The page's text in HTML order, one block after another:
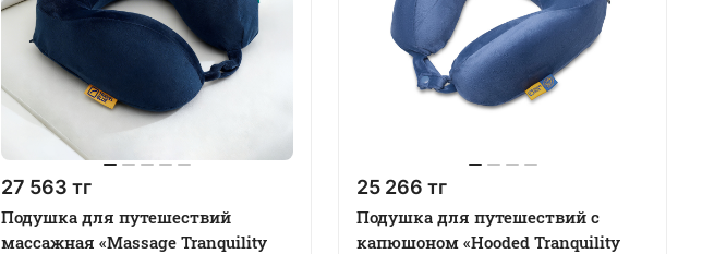
27 563 тг
Подушка для путешествий
массажная «Massage Tranquility
25 266 тг
Подушка для путешествий с
капюшоном «Hooded Tranquility